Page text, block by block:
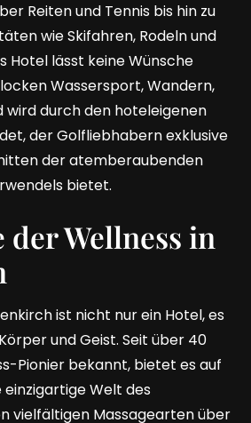
Reiten und Tennis bis hin zu
wie Skifahren, Rodeln und
Hotel lässt keine Wünsche
Wassersport, Wandern,
wird durch den hoteleigenen
der Golfliebhabern exklusive
der atemberaubenden
bietet.
der Wellness in
ist nicht nur ein Hotel, es
und Geist. Seit über 40
Pionier bekannt, bietet es auf
einzigartige Welt des
vielfältigen Massagearten über